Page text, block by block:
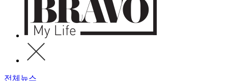
전체뉴스